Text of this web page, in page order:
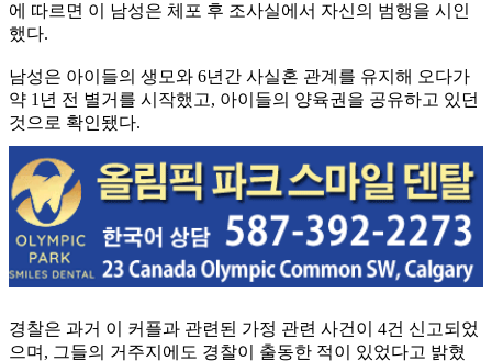
에 따르면 이 남성은 체포 후 조사실에서 자신의 범행을 시인
했다.
남성은 아이들의 생모와 6년간 사실혼 관계를 유지해 오다가
약 1년 전 별거를 시작했고, 아이들의 양육권을 공유하고 있던
것으로 확인됐다.
경찰은 과거 이 커플과 관련된 가정 관련 사건이 4건 신고되었
으며, 그들의 거주지에도 경찰이 출동한 적이 있었다고 밝혔